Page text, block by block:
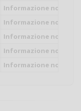
Informazione non
Informazione non
Informazione non
Informazione non
Informazione non